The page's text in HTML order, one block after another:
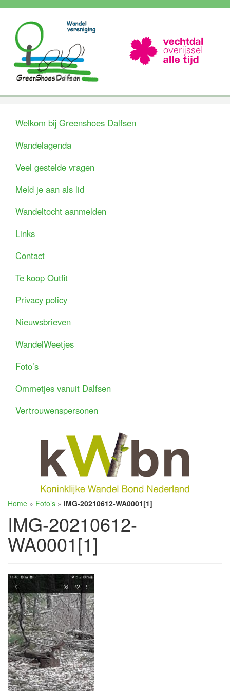
Welkom bij Greenshoes Dalfsen
Wandelagenda
Veel gestelde vragen
Meld je aan als lid
Wandeltocht aanmelden
Links
Contact
Te koop Outfit
Privacy policy
Nieuwsbrieven
WandelWeetjes
Foto’s
Ommetjes vanuit Dalfsen
Vertrouwenspersonen
Home » Foto’s » IMG-20210612-WA0001[1]
IMG-20210612-
WA0001[1]